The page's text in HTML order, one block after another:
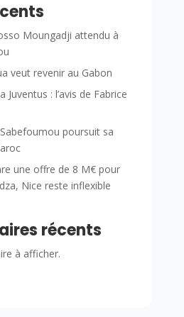
Moungadji attendu à
veut revenir au Gabon
Juventus : l’avis de Fabrice
poursuit sa
une offre de 8 M€ pour
Nice reste inflexible
récents
à afficher.